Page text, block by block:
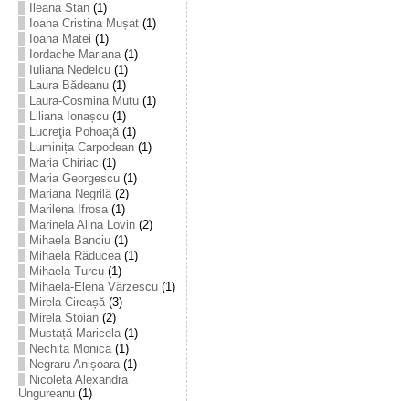
Ileana Stan(1)
Ioana Cristina Mușat(1)
Ioana Matei (1)
Iordache Mariana(1)
Iuliana Nedelcu(1)
Laura Bădeanu(1)
Laura-Cosmina Mutu(1)
Liliana Ionașcu(1)
Lucreţia Pohoaţă(1)
Luminița Carpodean(1)
Maria Chiriac (1)
Maria Georgescu(1)
Mariana Negrilă(2)
Marilena Ifrosa(1)
Marinela Alina Lovin(2)
Mihaela Banciu(1)
Mihaela Răducea(1)
Mihaela Turcu(1)
Mihaela-Elena Vărzescu(1)
Mirela Cireașă(3)
Mirela Stoian(2)
Mustață Maricela(1)
Nechita Monica(1)
Negraru Anișoara(1)
Nicoleta Alexandra
Ungureanu(1)